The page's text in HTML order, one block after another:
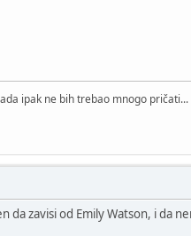
ipak ne bih trebao mnogo pričati...
zavisi od Emily Watson, i da